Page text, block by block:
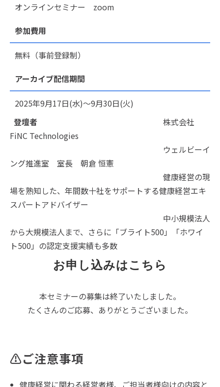
オンラインセミナー zoom
参加費用
無料（事前登録制）
アーカイブ配信期間
2025年9月17日(水)～9月30日(火)
登壇者 株式会社
FiNC Technologies
ウェルビーイ
ング推進室 室長 朝倉 恒憲
健康経営の現
場を熟知した、年間数十社をサポートする健康経営エキ
スパートアドバイザー
中小規模法人
から大規模法人まで、さらに「ブライト500」「ホワイ
ト500」の認定支援実績も多数
お申し込みはこちら
本セミナーの募集は終了いたしました。
たくさんのご応募、ありがとうございました。
⚠ご注意事項